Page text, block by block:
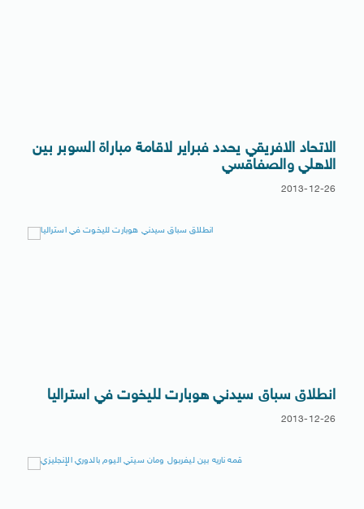
الاتحاد الافريقي يحدد فبراير لاقامة مباراة السوبر بين
الاهلي والصفاقسي
2013-12-26
انطلاق سباق سيدني هوبارت لليخوت في استراليا
2013-12-26